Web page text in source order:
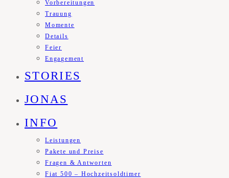
Vorbereitungen
Trauung
Momente
Details
Feier
Engagement
STORIES
JONAS
INFO
Leistungen
Pakete und Preise
Fragen & Antworten
Fiat 500 – Hochzeitsoldtimer